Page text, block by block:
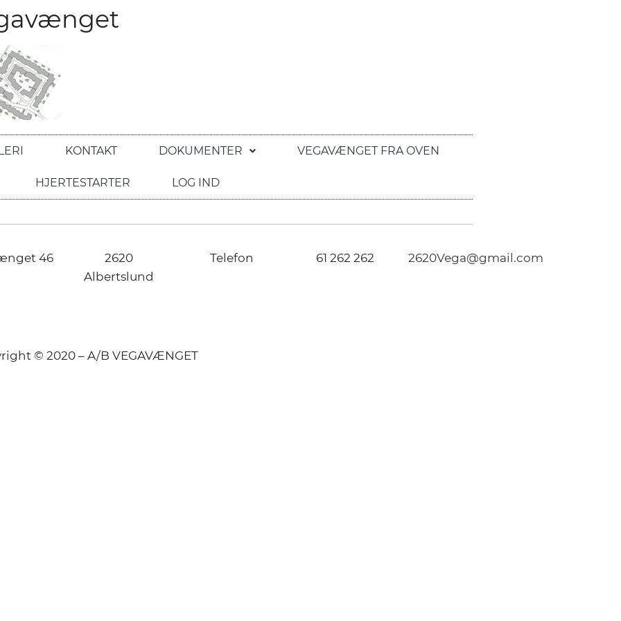
KONTAKT DOKUMENTER VEGAVÆNGET FRA OVEN
HJERTESTARTER LOG IND
46
2620
Albertslund
Telefon 61 262 262 2620Vega@gmail.com
© 2020 – A/B VEGAVÆNGET